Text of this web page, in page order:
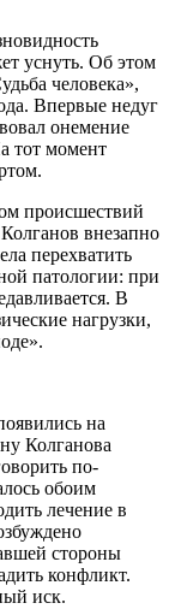
уснуть. Об этом
человека»,
Впервые недуг
онемение
тот момент
происшествий
внезапно
перехватить
патологии: при
В
нагрузки,
на
Колганова
по-
обоим
лечение в
стороны
конфликт.
иск.